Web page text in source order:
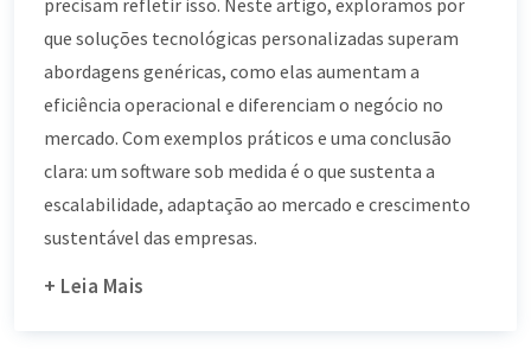
que soluções tecnológicas personalizadas superam
abordagens genéricas, como elas aumentam a
eficiência operacional e diferenciam o negócio no
mercado. Com exemplos práticos e uma conclusão
clara: um software sob medida é o que sustenta a
escalabilidade, adaptação ao mercado e crescimento
sustentável das empresas.
+ Leia Mais